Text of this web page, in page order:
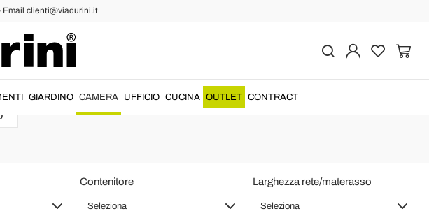
clienti@viadurini.it
GIARDINO CAMERA UFFICIO CUCINA OUTLET CONTRACT
a Mano in Italia
Contenitore
Seleziona
Larghezza rete/materasso
Seleziona